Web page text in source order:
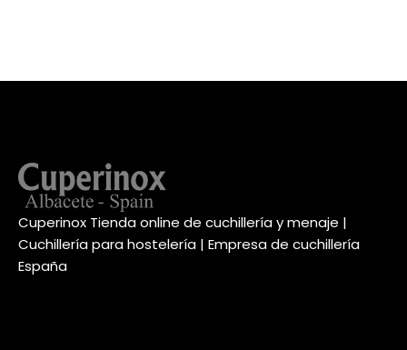
Cuperinox Tienda online de cuchillería y menaje |
Cuchillería para hostelería | Empresa de cuchillería
España